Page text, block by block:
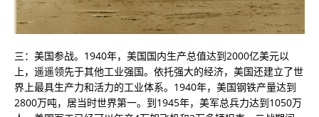
三：美国参战。1940年，美国国内生产总值达到2000亿美元以
上，遥遥领先于其他工业强国。依托强大的经济，美国还建立了世
界上最具生产力和活力的工业体系。1940年，美国钢铁产量达到
2800万吨，居当时世界第一。到1945年，美军总兵力达到1050万